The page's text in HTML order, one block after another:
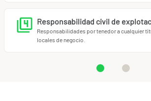
Consulta el producto y si tienes dudas,
91.898.10.18 o ainfo@miotroseguro.com.
ayudarte.
Responsabilidad civil de
Responsabilidades por tenedor a cualquier
locales de negocio.